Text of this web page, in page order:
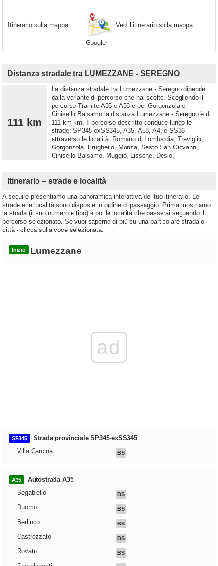
Itinerario sulla mappa: Vedi l’itinerario sulla mappa
Google
Distanza stradale tra LUMEZZANE - SEREGNO
111 km
La distanza stradale tra Lumezzane - Seregno dipende
dalla variante di percorso che hai scelto. Scegliendo il
percorso Tramite A35 e A58 e per Gorgonzola e
Cinisello Balsamo la distanza Lumezzane - Seregno è di
111 km km. Il percorso descritto conduce lungo le
strade: SP345-exSS345, A35, A58, A4, e SS36
attraverso le località: Romano di Lombardia, Treviglio,
Gorgonzola, Brugherio, Monza, Sesto San Giovanni,
Cinisello Balsamo, Muggiò, Lissone, Desio,
Itinerario – strade e località
A seguire presentiamo una panoramica interattiva del tuo itinerario. Le
strade e le località sono disposte in ordine di passaggio. Prima mostriamo
la strada (il suo numero e tipo) e poi le località che passerai seguendo il
percorso selezionato. Se vuoi saperne di più su una particolare strada o
città - clicca sulla voce selezionata.
Inizio Lumezzane
ad
SP345
Strada provinciale SP345-exSS345
Villa Carcina
BS
A35
Autostrada A35
Segabiello
BS
Duomo BS
Berlingo BS
Castrezzato BS
Rovato BS